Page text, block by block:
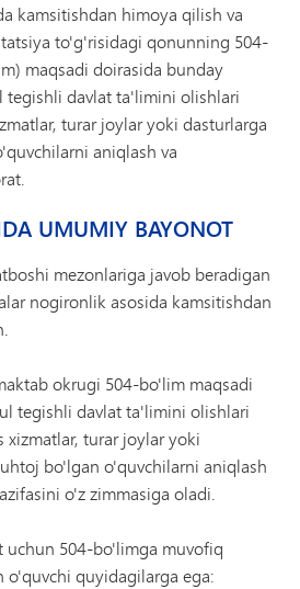
kamsitishdan himoya qilish va
to'g'risidagi qonunning 504-
maqsadi doirasida bunday
tegishli davlat ta'limini olishlari
turar joylar yoki dasturlarga
aniqlash va
UMUMIY BAYONOT
mezonlariga javob beradigan
nogironlik asosida kamsitishdan
okrugi 504-bo'lim maqsadi
tegishli davlat ta'limini olishlari
xizmatlar, turar joylar yoki
bo'lgan o'quvchilarni aniqlash
o'z zimmasiga oladi.
uchun 504-bo'limga muvofiq
o'quvchi quyidagilarga ega: